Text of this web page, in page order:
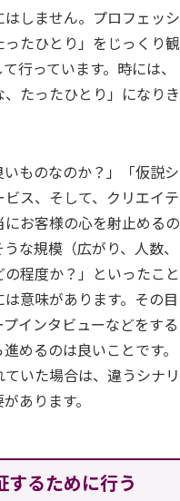
しません。プロフェッシ
たひとり」をじっくり観
行っています。時には、
たったひとり」になりき
ものなのか？」「仮説シ
ス、そして、クリエイテ
お客様の心を射止めるの
な規模（広がり、人数、
程度か？」といったこと
意味があります。その目
インタビューなどをする
めるのは良いことです。
いた場合は、違うシナリ
あります。
るために行う